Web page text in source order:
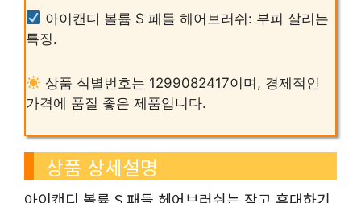
아이캔디 볼륨 S 패들 헤어브러쉬: 부피 살리는
특징.
상품 식별번호는 1299082417이며, 경제적인
가격에 품질 좋은 제품입니다.
상품 상세설명
아이캔디 볼륨 S 패들 헤어브러쉬는 작고 휴대하기